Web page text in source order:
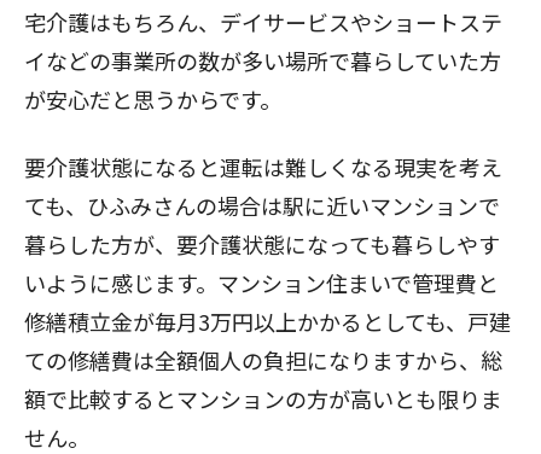
宅介護はもちろん、デイサービスやショートステ
イなどの事業所の数が多い場所で暮らしていた方
が安心だと思うからです。
要介護状態になると運転は難しくなる現実を考え
ても、ひふみさんの場合は駅に近いマンションで
暮らした方が、要介護状態になっても暮らしやす
いように感じます。マンション住まいで管理費と
修繕積立金が毎月3万円以上かかるとしても、戸建
ての修繕費は全額個人の負担になりますから、総
額で比較するとマンションの方が高いとも限りま
せん。